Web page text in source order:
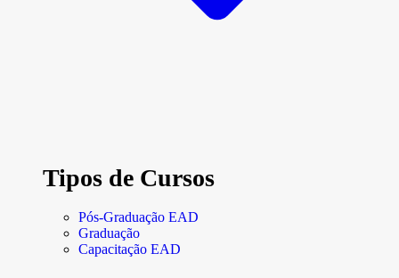
Tipos de Cursos
Pós-Graduação EAD
Graduação
Capacitação EAD